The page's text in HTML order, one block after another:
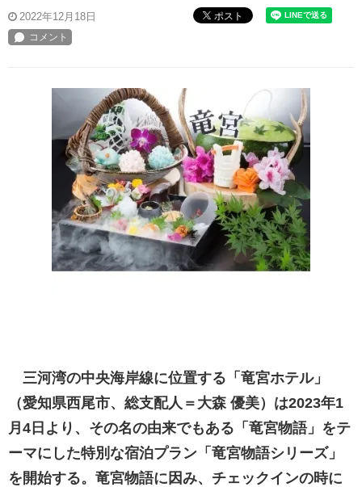
2022年12月18日 ポスト
三河湾の中央海岸線に位置する「竜宮ホテル」
（愛知県西尾市、総支配人＝大森 優美）は2023年1
月4日より、その名の由来でもある「竜宮物語」をテ
ーマにした特別な宿泊プラン「竜宮物語シリーズ」
を開始する。竜宮物語に因み、チェックインの時に